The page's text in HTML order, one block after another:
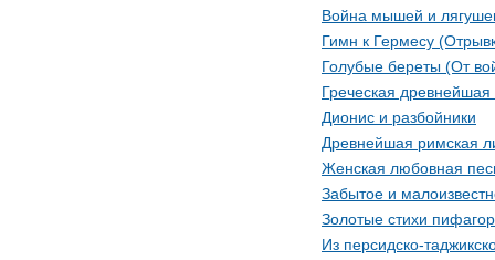
Война мышей и
Гимн к Гермесу
Голубые береты (От
Греческая древнейшая
Дионис и разбойники
Древнейшая римская
Женская любовная
Забытое и
Золотые стихи
Из персидско-